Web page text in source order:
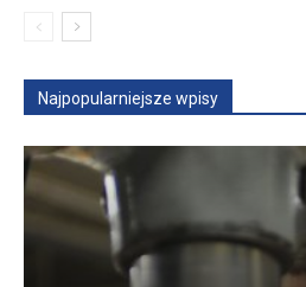
Najpopularniejsze wpisy